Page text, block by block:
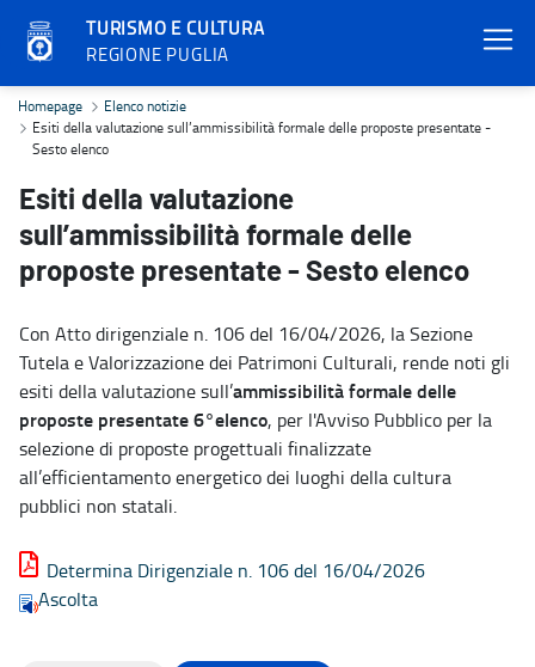
TURISMO E CULTURA
REGIONE PUGLIA
Esiti della valutazione sull’ammissibilità formale delle proposte
Homepage
Elenco notizie
Esiti della valutazione sull’ammissibilità formale delle proposte presentate -
Sesto elenco
Esiti della valutazione
sull’ammissibilità formale delle
proposte presentate - Sesto elenco
Con Atto dirigenziale n. 106 del 16/04/2026, la Sezione
Tutela e Valorizzazione dei Patrimoni Culturali, rende noti gli
esiti della valutazione sull’ammissibilità formale delle
proposte presentate 6°elenco, per l'Avviso Pubblico per la
selezione di proposte progettuali finalizzate
all’efficientamento energetico dei luoghi della cultura
pubblici non statali.
Determina Dirigenziale n. 106 del 16/04/2026
Ascolta